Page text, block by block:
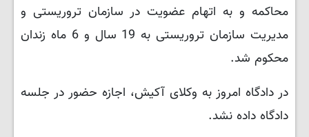
محاکمه و به اتهام عضویت در سازمان تروریستی و
مدیریت سازمان تروریستی به 19 سال و 6 ماه زندان
محکوم شد.
در دادگاه امروز به وکلای آکیش، اجازه حضور در جلسه
دادگاه داده نشد.